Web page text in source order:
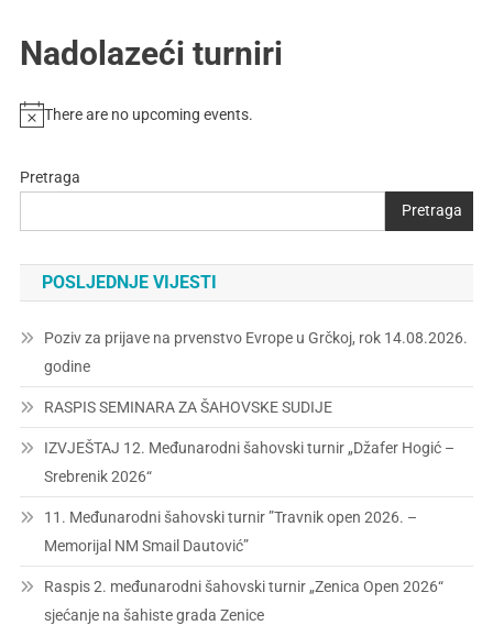
Nadolazeći turniri
There are no upcoming events.
Pretraga
Pretraga
POSLJEDNJE VIJESTI
Poziv za prijave na prvenstvo Evrope u Grčkoj, rok 14.08.2026.
godine
RASPIS SEMINARA ZA ŠAHOVSKE SUDIJE
IZVJEŠTAJ 12. Međunarodni šahovski turnir „Džafer Hogić –
Srebrenik 2026“
11. Međunarodni šahovski turnir ”Travnik open 2026. –
Memorijal NM Smail Dautović”
Raspis 2. međunarodni šahovski turnir „Zenica Open 2026“
sjećanje na šahiste grada Zenice